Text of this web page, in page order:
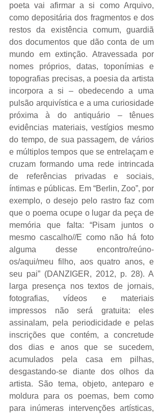
poeta vai afirmar a si como Arquivo,
como depositária dos fragmentos e dos
restos da existência comum, guardiã
dos documentos que dão conta de um
mundo em extinção. Atravessada por
nomes próprios, datas, toponímias e
topografias precisas, a poesia da artista
incorpora a si – obedecendo a uma
pulsão arquivística e a uma curiosidade
próxima à do antiquário – tênues
evidências materiais, vestígios mesmo
do tempo, de sua passagem, de vários
e múltiplos tempos que se entrelaçam e
cruzam formando uma rede intrincada
de referências privadas e sociais,
íntimas e públicas. Em “Berlin, Zoo”, por
exemplo, o desejo pelo rastro faz com
que o poema ocupe o lugar da peça de
memória que falta: “Pisam juntos o
mesmo cascalho//E como não há foto
alguma desse encontro/reúno-
os/aqui/meu filho, aos quatro anos, e
seu pai” (DANZIGER, 2012, p. 28). A
larga presença nos textos de jornais,
fotografias, vídeos e materiais
impressos não será gratuita: eles
assinalam, pela periodicidade e pelas
inscrições que contém, a concretude
dos dias e anos que se sucedem,
acumulados pela casa em pilhas,
desgastando-se diante dos olhos da
artista. São tema, objeto, anteparo e
moldura para os poemas, bem como
para inúmeras intervenções artísticas,